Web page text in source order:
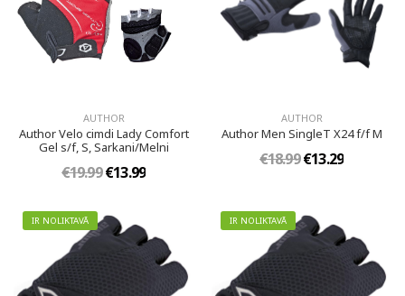
AUTHOR
Author Velo cimdi Lady Comfort
Gel s/f, S, Sarkani/Melni
€19.99€13.99
AUTHOR
Author Men SingleT X24 f/f M
€18.99€13.29
IR NOLIKTAVĀ IR NOLIKTAVĀ